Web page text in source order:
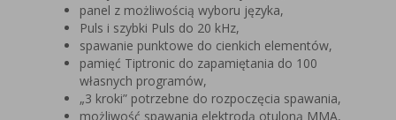
panel z możliwością wyboru języka,
Puls i szybki Puls do 20 kHz,
spawanie punktowe do cienkich elementów,
pamięć Tiptronic do zapamiętania do 100
własnych programów,
„3 kroki” potrzebne do rozpoczęcia spawania,
możliwość spawania elektrodą otuloną MMA,